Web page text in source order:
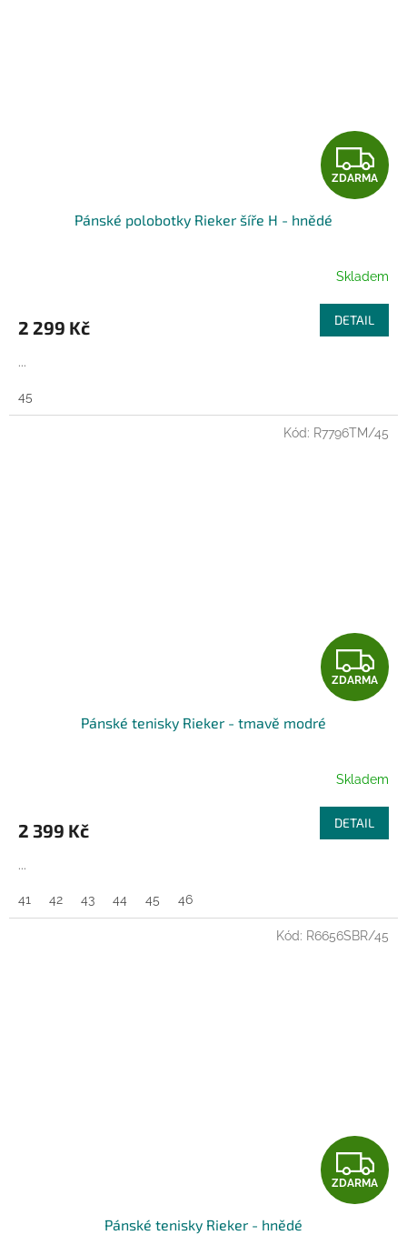
Z
D
R
M
A
ZDARMA
Pánské polobotky Rieker šíře H - hnědé
Skladem
2 299 Kč DETAIL
...
45
Z
D
R
M
A
ZDARMA
Pánské tenisky Rieker - tmavě modré
Skladem
2 399 Kč DETAIL
...
41 42 43 44 45 46
Kód: R7796TM/45
Z
D
ZDARMA
Pánské tenisky Rieker - hnědé
Kód: R6656SBR/45